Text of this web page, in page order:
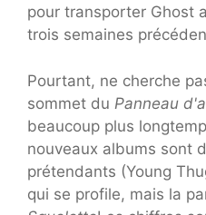
pour transporter Ghost
trois semaines
Pourtant, ne cherche
sommet du Panneau
beaucoup plus
nouveaux albums sont
prétendants (Young
qui se profile, mais la